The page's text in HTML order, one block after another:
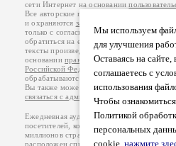
Мы используем
для улучшения
Оставаясь на сайте,
соглашаетесь с
использования
Чтобы
Политикой
персональных
cookie, нажмите
сети Интернет на основании
Все авторские права на произведения
и охраняются законом
. Перепечатка
только с согласия его автора, к которому
обратиться на его авторской странице.
тексты произведений авторы несут
основанииправил публикациии
Российской Федерации
обрабатываются на основанииПолитики
Вы также можете посмотреть более
связаться с администрацией
Ежедневная аудитория портала Стихи.ру
посетителей, которые в общей сумме
миллионов страниц по данным счетчика
расположен справа от этого текста. В